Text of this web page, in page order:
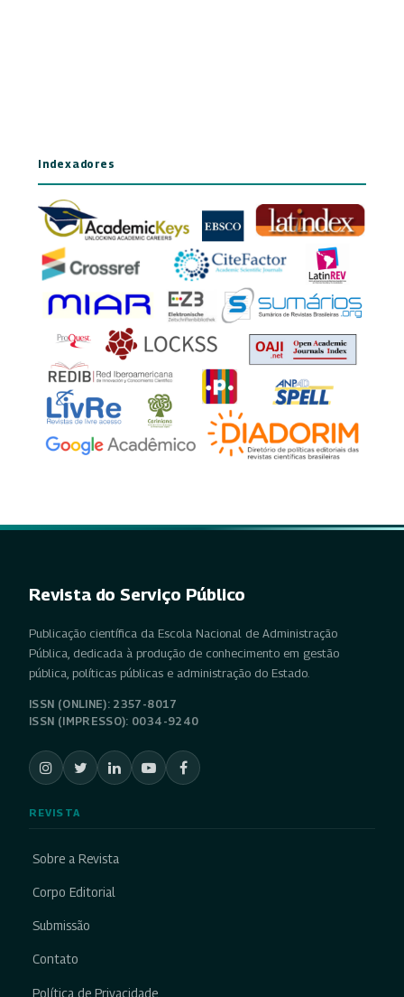
Indexadores
Revista do Serviço Público
Publicação científica da Escola Nacional de Administração
Pública, dedicada à produção de conhecimento em gestão
pública, políticas públicas e administração do Estado.
ISSN (ONLINE): 2357-8017
ISSN (IMPRESSO): 0034-9240
REVISTA
Sobre a Revista
Corpo Editorial
Submissão
Contato
Política de Privacidade